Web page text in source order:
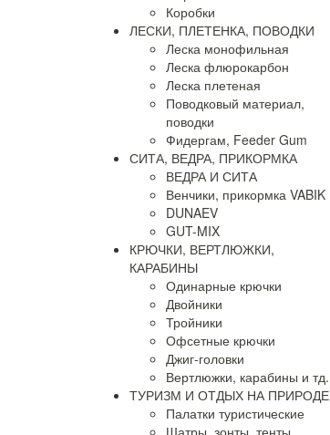
Коробки
ЛЕСКИ, ПЛЕТЕНКА, ПОВОДКИ
Леска монофильная
Леска флюрокарбон
Леска плетеная
Поводковый материал,
поводки
Фидергам, Feeder Gum
СИТА, ВЕДРА, ПРИКОРМКА
ВЕДРА И СИТА
Венчики, прикормка VABIK
DUNAEV
GUT-MIX
КРЮЧКИ, ВЕРТЛЮЖКИ,
КАРАБИНЫ
Одинарные крючки
Двойники
Тройники
Офсетные крючки
Джиг-головки
Вертлюжки, карабины и тд.
ТУРИЗМ И ОТДЫХ НА ПРИРОДЕ
Палатки туристические